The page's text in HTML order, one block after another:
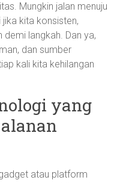
Mungkin jalan menuju
kita konsisten,
demi langkah. Dan ya,
dan sumber
kali kita kehilangan
yang
atau platform